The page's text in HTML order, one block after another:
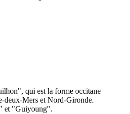
qui est la forme occitane
deux-Mers et Nord-Gironde.
et "Guiyoung".